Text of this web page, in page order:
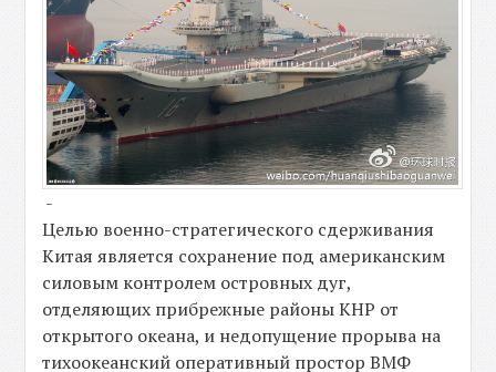
-
Целью военно-стратегического сдерживания
Китая является сохранение под американским
силовым контролем островных дуг,
отделяющих прибрежные районы КНР от
открытого океана, и недопущение прорыва на
тихоокеанский оперативный простор ВМФ